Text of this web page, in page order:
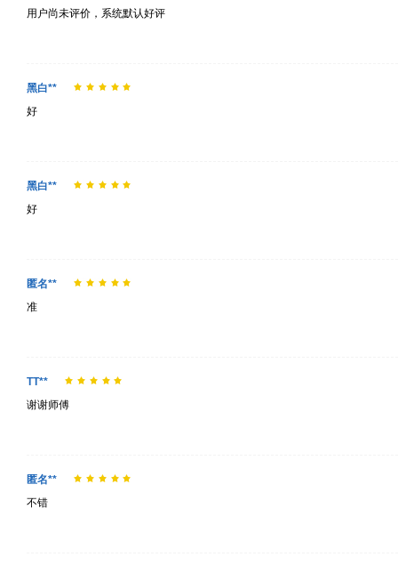
用户尚未评价，系统默认好评
黑白**
好
黑白**
好
匿名**
准
TT**
谢谢师傅
匿名**
不错